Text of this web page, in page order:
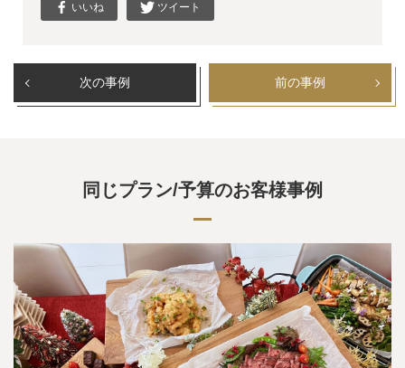
いいね ツイート
次の事例 前の事例
同じプラン/予算のお客様事例